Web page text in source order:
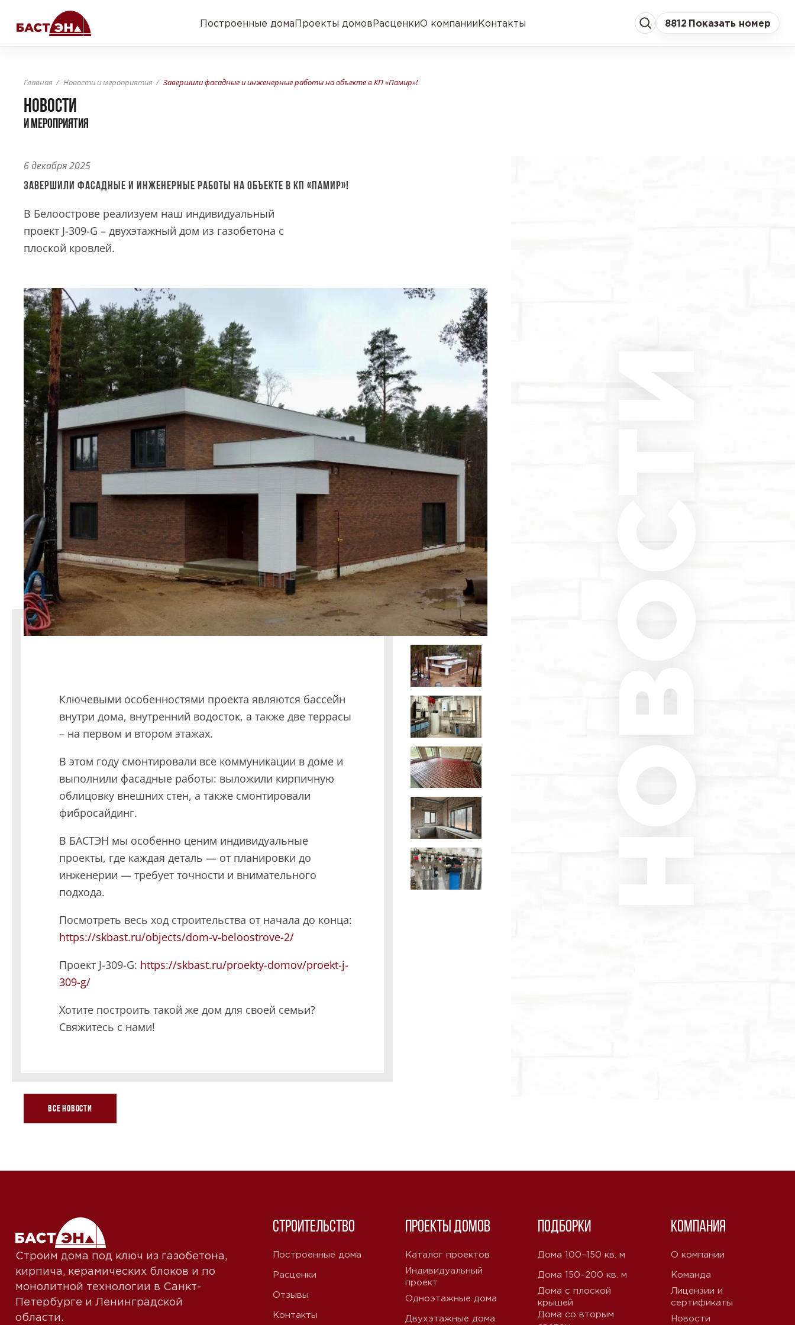
Построенные домаПроекты домовРасценкиО компанииКонтакты 8812 Показать номер
Главная Новости и мероприятия Завершили фасадные и инженерные работы на объекте в КП «Памир»!
НОВОСТИ
И МЕРОПРИЯТИЯ
6 декабря 2025
Завершили фасадные и инженерные работы на объекте в КП «Памир»!
В Белоострове реализуем наш индивидуальный
проект J-309-G – двухэтажный дом из газобетона с
плоской кровлей.
Ключевыми особенностями проекта являются бассейн
внутри дома, внутренний водосток, а также две террасы
– на первом и втором этажах.
В этом году смонтировали все коммуникации в доме и
выполнили фасадные работы: выложили кирпичную
облицовку внешних стен, а также смонтировали
фибросайдинг.
В БАСТЭН мы особенно ценим индивидуальные
проекты, где каждая деталь — от планировки до
инженерии — требует точности и внимательного
подхода.
Посмотреть весь ход строительства от начала до конца:
https://skbast.ru/objects/dom-v-beloostrove-2/
Проект J-309-G: https://skbast.ru/proekty-domov/proekt-j-
309-g/
Хотите построить такой же дом для своей семьи?
Свяжитесь с нами!
Все новости
Строим дома под ключ из газобетона,
кирпича, керамических блоков и по
монолитной технологии в Санкт-
Петербурге и Ленинградской
области.
Строительство
Построенные дома
Расценки
Отзывы
Контакты
Проекты домов
Каталог проектов
Индивидуальный
проект
Одноэтажные дома
Двухэтажные дома
Подборки
Дома 100–150 кв. м
Дома 150–200 кв. м
Дома с плоской
крышей
Дома со вторым
Компания
О компании
Команда
Лицензии и
сертификаты
Новости
ПОИСК
УЗНАТЬ ТОЧНУЮ СТОИМОСТЬ СТРОИТЕЛЬСТВА
Звонок
Telegram
согласие на обработку персональных данныхи подтверждаю, что ознакомлен(а)
политикой обработки персональных данных.